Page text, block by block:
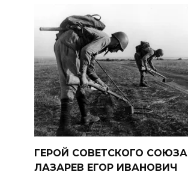
ГЕРОЙ СОВЕТСКОГО СОЮЗА
ЛАЗАРЕВ ЕГОР ИВАНОВИЧ